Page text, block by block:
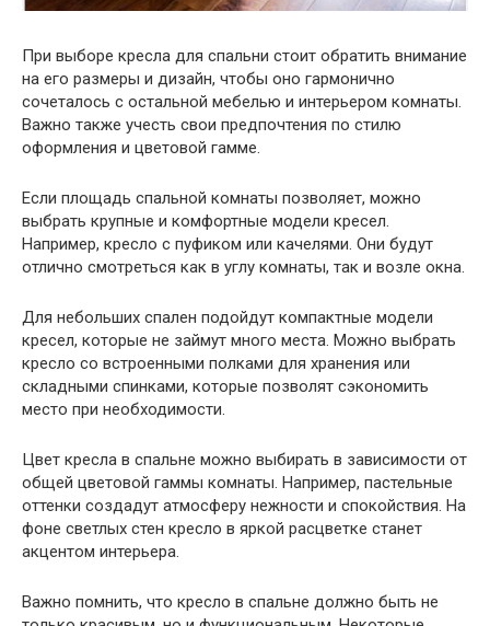
При выборе кресла для спальни стоит обратить внимание
на его размеры и дизайн, чтобы оно гармонично
сочеталось с остальной мебелью и интерьером комнаты.
Важно также учесть свои предпочтения по стилю
оформления и цветовой гамме.
Если площадь спальной комнаты позволяет, можно
выбрать крупные и комфортные модели кресел.
Например, кресло с пуфиком или качелями. Они будут
отлично смотреться как в углу комнаты, так и возле окна.
Для небольших спален подойдут компактные модели
кресел, которые не займут много места. Можно выбрать
кресло со встроенными полками для хранения или
складными спинками, которые позволят сэкономить
место при необходимости.
Цвет кресла в спальне можно выбирать в зависимости от
общей цветовой гаммы комнаты. Например, пастельные
оттенки создадут атмосферу нежности и спокойствия. На
фоне светлых стен кресло в яркой расцветке станет
акцентом интерьера.
Важно помнить, что кресло в спальне должно быть не